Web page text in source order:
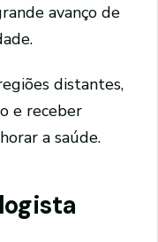
avanço de
distantes,
e receber
a saúde.